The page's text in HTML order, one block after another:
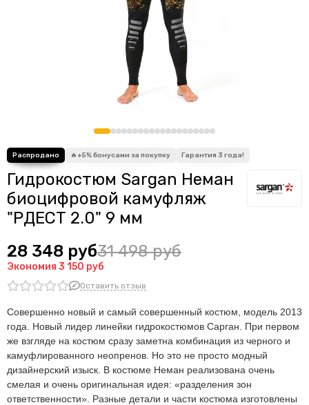
Гидрокостюм Sargan Неман
биоцифровой камуфляж
"РДЕСТ 2.0" 9 мм
28 348 руб31 498 руб
Экономия 3 150 руб
Оставить отзыв
Совершенно новый и самый совершенный костюм, модель 2013
года. Новый лидер линейки гидрокостюмов Сарган. При первом
же взгляде на костюм сразу заметна комбинация из черного и
камуфлированного неопренов. Но это не просто модный
дизайнерский изыск. В костюме Неман реализована очень
смелая и очень оригинальная идея: «разделения зон
ответственности». Разные детали и части костюма изготовлены